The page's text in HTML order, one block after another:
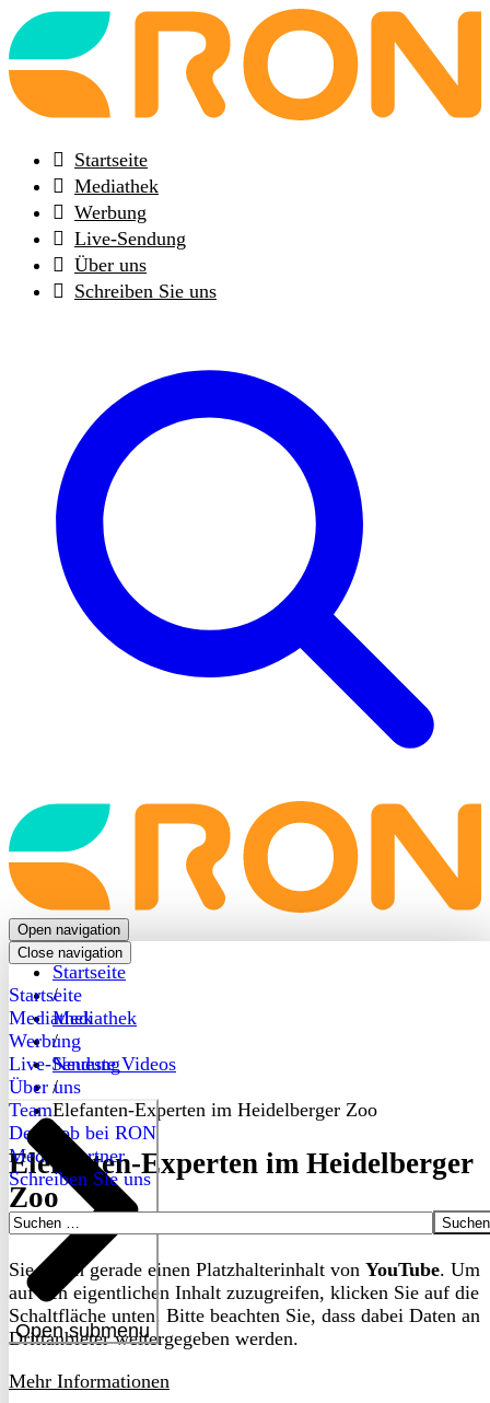
Back
to
frontpage
Startseite
Mediathek
Werbung
Live-Sendung
Über uns
Schreiben Sie uns
Back
to
frontpage
Open navigation
Close navigation
Startseite
Mediathek
Werbung
Live-Sendung
Über uns
Open submenu
Team
Dein Job bei RON
Medienpartner
Schreiben Sie uns
Suchen
Startseite
/
Mediathek
/
Neueste Videos
/
Elefanten-Experten im Heidelberger Zoo
Elefanten-Experten im Heidelberger
Zoo
Sie sehen gerade einen Platzhalterinhalt von YouTube. Um
auf den eigentlichen Inhalt zuzugreifen, klicken Sie auf die
Schaltfläche unten. Bitte beachten Sie, dass dabei Daten an
Drittanbieter weitergegeben werden.
Mehr Informationen